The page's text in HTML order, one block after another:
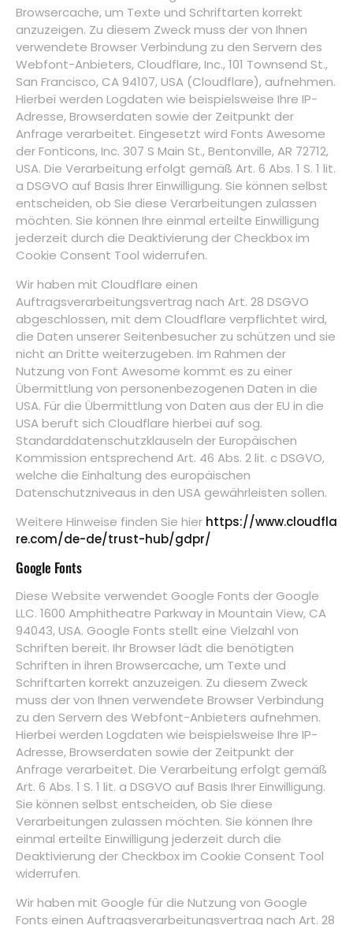
Browsercache, um Texte und Schriftarten korrekt
anzuzeigen. Zu diesem Zweck muss der von Ihnen
verwendete Browser Verbindung zu den Servern des
Webfont-Anbieters, Cloudflare, Inc., 101 Townsend St.,
San Francisco, CA 94107, USA (Cloudflare), aufnehmen.
Hierbei werden Logdaten wie beispielsweise Ihre IP-
Adresse, Browserdaten sowie der Zeitpunkt der
Anfrage verarbeitet. Eingesetzt wird Fonts Awesome
der Fonticons, Inc. 307 S Main St., Bentonville, AR 72712,
USA. Die Verarbeitung erfolgt gemäß Art. 6 Abs. 1 S. 1 lit.
a DSGVO auf Basis Ihrer Einwilligung. Sie können selbst
entscheiden, ob Sie diese Verarbeitungen zulassen
möchten. Sie können Ihre einmal erteilte Einwilligung
jederzeit durch die Deaktivierung der Checkbox im
Cookie Consent Tool widerrufen.
Wir haben mit Cloudflare einen
Auftragsverarbeitungsvertrag nach Art. 28 DSGVO
abgeschlossen, mit dem Cloudflare verpflichtet wird,
die Daten unserer Seitenbesucher zu schützen und sie
nicht an Dritte weiterzugeben. Im Rahmen der
Nutzung von Font Awesome kommt es zu einer
Übermittlung von personenbezogenen Daten in die
USA. Für die Übermittlung von Daten aus der EU in die
USA beruft sich Cloudflare hierbei auf sog.
Standarddatenschutzklauseln der Europäischen
Kommission entsprechend Art. 46 Abs. 2 lit. c DSGVO,
welche die Einhaltung des europäischen
Datenschutzniveaus in den USA gewährleisten sollen.
Weitere Hinweise finden Sie hier https://www.cloudfla
re.com/de-de/trust-hub/gdpr/
Google Fonts
Diese Website verwendet Google Fonts der Google
LLC. 1600 Amphitheatre Parkway in Mountain View, CA
94043, USA. Google Fonts stellt eine Vielzahl von
Schriften bereit. Ihr Browser lädt die benötigten
Schriften in ihren Browsercache, um Texte und
Schriftarten korrekt anzuzeigen. Zu diesem Zweck
muss der von Ihnen verwendete Browser Verbindung
zu den Servern des Webfont-Anbieters aufnehmen.
Hierbei werden Logdaten wie beispielsweise Ihre IP-
Adresse, Browserdaten sowie der Zeitpunkt der
Anfrage verarbeitet. Die Verarbeitung erfolgt gemäß
Art. 6 Abs. 1 S. 1 lit. a DSGVO auf Basis Ihrer Einwilligung.
Sie können selbst entscheiden, ob Sie diese
Verarbeitungen zulassen möchten. Sie können Ihre
einmal erteilte Einwilligung jederzeit durch die
Deaktivierung der Checkbox im Cookie Consent Tool
widerrufen.
Wir haben mit Google für die Nutzung von Google
Fonts einen Auftragsverarbeitungsvertrag nach Art. 28